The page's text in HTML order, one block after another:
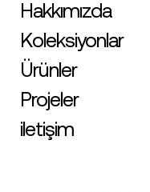
Hakkımızda
Koleksiyonlar
Ürünler
Projeler
iletişim